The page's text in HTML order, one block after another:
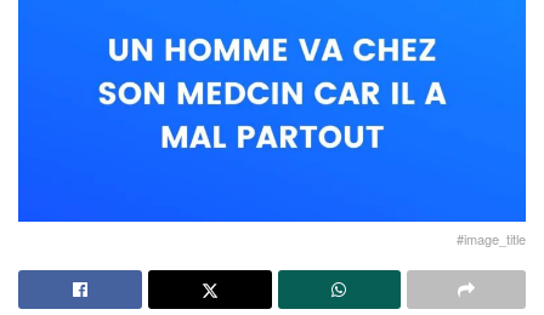
#image_title